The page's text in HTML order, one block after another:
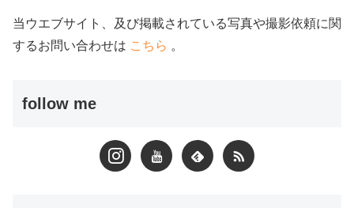
当ウエブサイト、及び掲載されている写真や撮影依頼に関
するお問い合わせは こちら 。
follow me